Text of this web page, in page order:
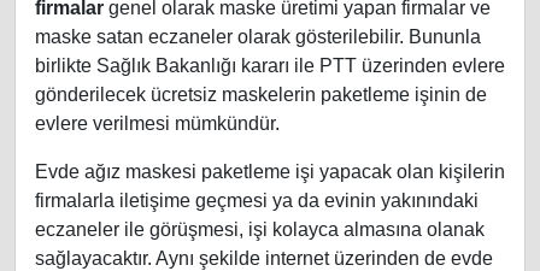
firmalar genel olarak maske üretimi yapan firmalar ve
maske satan eczaneler olarak gösterilebilir. Bununla
birlikte Sağlık Bakanlığı kararı ile PTT üzerinden evlere
gönderilecek ücretsiz maskelerin paketleme işinin de
evlere verilmesi mümkündür.
Evde ağız maskesi paketleme işi yapacak olan kişilerin
firmalarla iletişime geçmesi ya da evinin yakınındaki
eczaneler ile görüşmesi, işi kolayca almasına olanak
sağlayacaktır. Aynı şekilde internet üzerinden de evde